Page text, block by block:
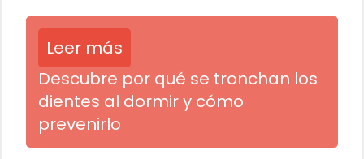
Leer más
Descubre por qué se tronchan los
dientes al dormir y cómo
prevenirlo